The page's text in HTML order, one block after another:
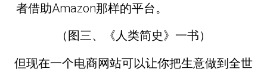
者借助Amazon那样的平台。
（图三、《人类简史》一书）
但现在一个电商网站可以让你把生意做到全世